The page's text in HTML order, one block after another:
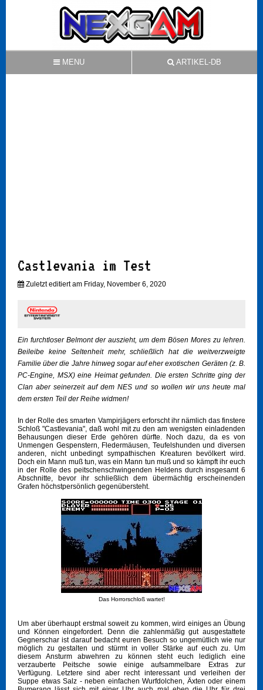
MENU ARTIKEL-DB
Castlevania im Test
Zuletzt editiert am Friday, November 6, 2020
Ein furchtloser Belmont der auszieht, um dem Bösen Mores zu lehren.
Beileibe keine Seltenheit mehr, schließlich hat die weitverzweigte
Familie über die Jahre hinweg sogar auf eher exotischen Geräten (z. B.
PC-Engine, MSX) eine Heimat gefunden. Die ersten Schritte ging der
Clan aber seinerzeit auf dem NES und so wollen wir uns heute mal
dem ersten Teil der Reihe widmen!
In der Rolle des smarten Vampirjägers erforscht ihr nämlich das finstere
Schloß "Castlevania", daß wohl mit zu den am wenigsten einladenden
Behausungen dieser Erde gehören dürfte. Noch dazu, da es von
Unmengen Gespenstern, Fledermäusen, Teufelshunden und diversen
anderen, nicht unbedingt sympathischen Kreaturen bevölkert wird.
Doch ein Mann muß tun, was ein Mann tun muß und so kämpft ihr euch
in der Rolle des peitschenschwingenden Heldens durch insgesamt 6
Abschnitte, bevor ihr schließlich dem übermächtig erscheinenden
Grafen höchstpersönlich gegenübersteht.
Das Horrorschloß wartet!
Um aber überhaupt erstmal soweit zu kommen, wird einiges an Übung
und Können eingefordert. Denn die zahlenmäßig gut ausgestattete
Gegnerschar ist darauf bedacht euren Besuch so ungemütlich wie nur
möglich zu gestalten und stürmt in voller Stärke auf euch zu. Um
diesem Ansturm abwehren zu können steht euch lediglich eine
verzauberte Peitsche sowie einige aufsammelbare Extras zur
Verfügung. Letztere sind aber recht interessant und verleihen der
Suppe etwas Salz - neben einfachen Wurfdolchen, Äxten oder einem